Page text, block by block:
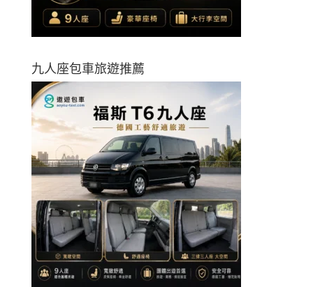
九人座包車旅遊推薦